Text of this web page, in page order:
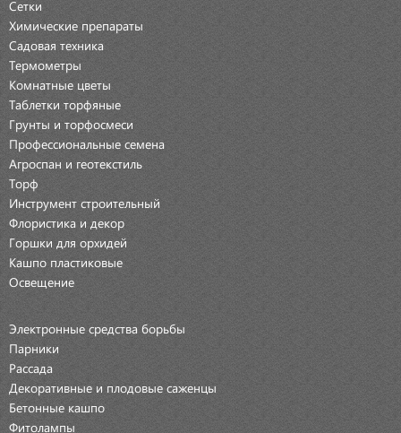
Сетки
Химические препараты
Садовая техника
Термометры
Комнатные цветы
Таблетки торфяные
Грунты и торфосмеси
Профессиональные семена
Агроспан и геотекстиль
Торф
Инструмент строительный
Флористика и декор
Горшки для орхидей
Кашпо пластиковые
Освещение
Электронные средства борьбы
Парники
Рассада
Декоративные и плодовые саженцы
Бетонные кашпо
Фитолампы